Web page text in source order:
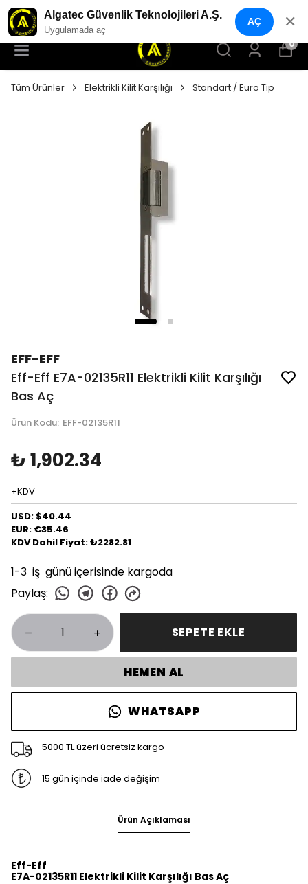
YENI NESIL GÜVENLIK GEÇIŞ SISTEMLERI
0
Tüm Ürünler Elektrikli Kilit Karşılığı Standart / Euro Tip
EFF-EFF
Eff-Eff E7A-02135R11 Elektrikli Kilit Karşılığı
Bas Aç
Ürün Kodu: EFF-02135R11
₺ 1,902.34
+KDV
USD: $40.44
EUR: €35.46
KDV Dahil Fiyat: ₺2282.81
1-3 iş günü içerisinde kargoda
Paylaş:
SEPETE EKLE
HEMEN AL
WHATSAPP
5000 TL üzeri ücretsiz kargo
15 gün içinde iade değişim
Ürün Açıklaması
Eff-Eff
E7A-02135R11 Elektrikli Kilit Karşılığı Bas Aç
Algatec Güvenlik Teknolojileri A.Ş.
Uygulamada aç
AÇ ✕